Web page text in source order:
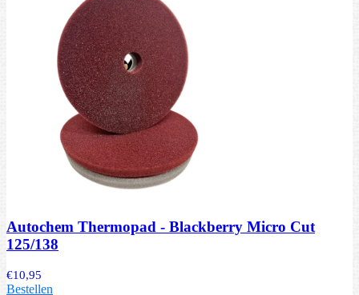
Autochem Thermopad - Blackberry Micro Cut
125/138
€10,95
Bestellen